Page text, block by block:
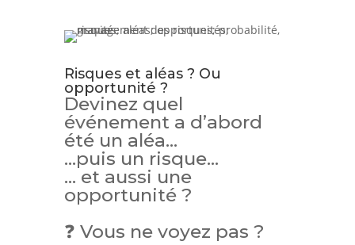
Risques et aléas ? Ou
opportunité ?
Devinez quel
événement a d’abord
été un aléa…
…puis un risque…
… et aussi une
opportunité ?
❓ Vous ne voyez pas ?